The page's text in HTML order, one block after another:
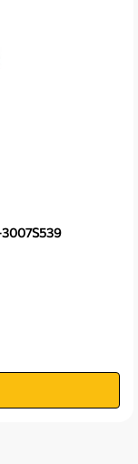
3007S539